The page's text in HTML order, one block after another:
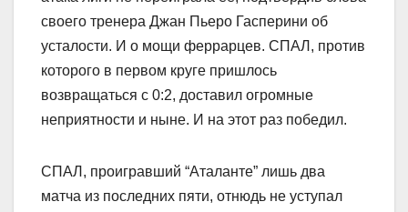
своего тренера Джан Пьеро Гасперини об
усталости. И о мощи феррарцев. СПАЛ, против
которого в первом круге пришлось
возвращаться с 0:2, доставил огромные
неприятности и ныне. И на этот раз победил.
СПАЛ, проигравший “Аталанте” лишь два
матча из последних пяти, отнюдь не уступал